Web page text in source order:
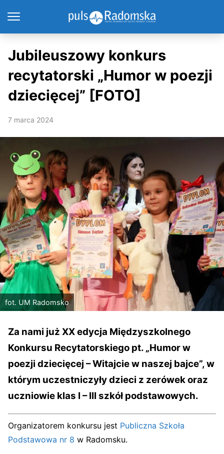
Jubileuszowy konkurs
recytatorski „Humor w poezji
dziecięcej” [FOTO]
7 marca 2024
fot. UM Radomsko
Za nami już XX edycja Międzyszkolnego
Konkursu Recytatorskiego pt. „Humor w
poezji dziecięcej – Witajcie w naszej bajce”, w
którym uczestniczyły dzieci z zerówek oraz
uczniowie klas I – III szkół podstawowych.
Organizatorem konkursu jest Publiczna Szkoła
Podstawowa nr 8 w Radomsku.